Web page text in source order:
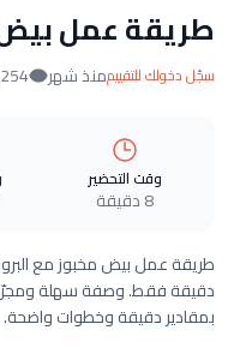
طريقة عمل بيض
سجّل دخولك للتقييممنذ شهر 254 زيارات
وقت التحضير
8 دقيقة
بمقادير دقيقة وخطوات واضحة.